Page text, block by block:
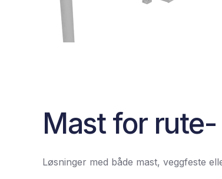
Mast for
Løsninger med både mast, veggfeste